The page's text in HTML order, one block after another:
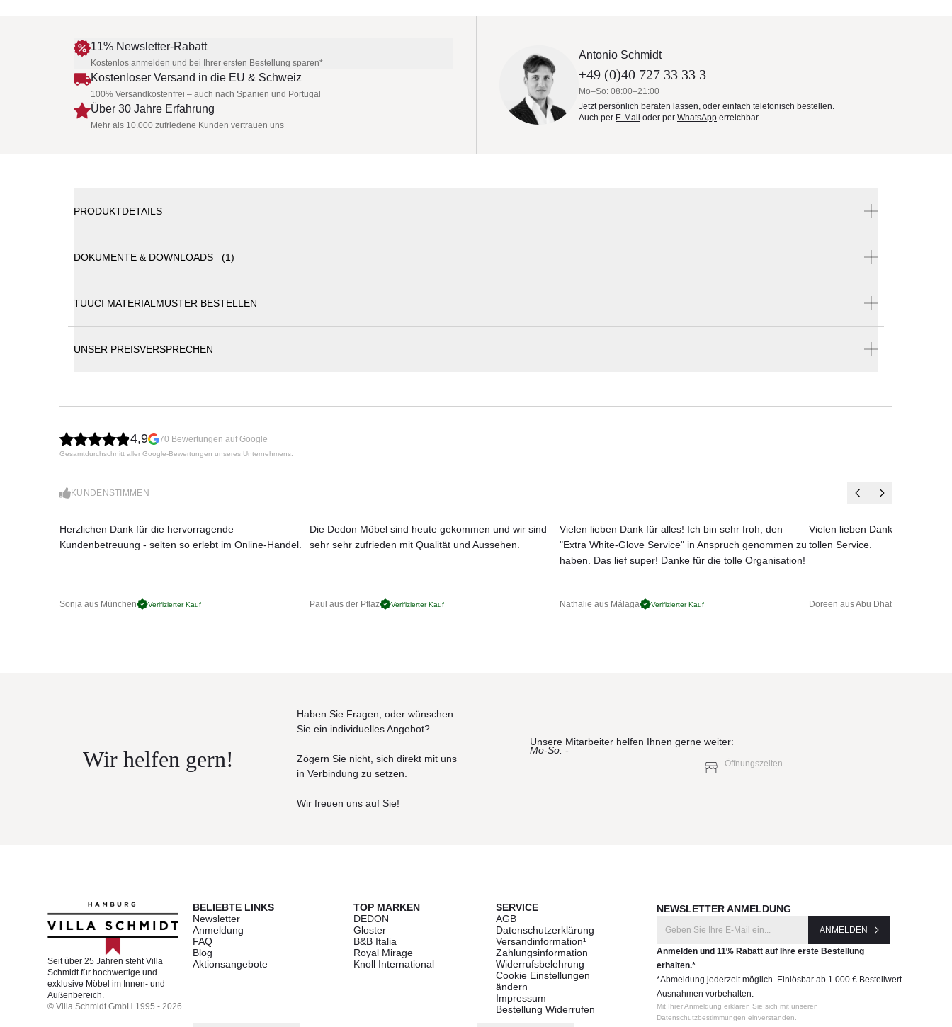
11% Newsletter-Rabatt
Kostenlos anmelden und bei Ihrer ersten Bestellung sparen*
Kostenloser Versand in die EU & Schweiz
100% Versandkostenfrei – auch nach Spanien und Portugal
Über 30 Jahre Erfahrung
Mehr als 10.000 zufriedene Kunden vertrauen uns
Antonio Schmidt
+49 (0)40 727 33 33 3
Mo–So: 08:00–21:00
Jetzt persönlich beraten lassen, oder einfach telefonisch bestellen.
Auch per E-Mail oder per WhatsApp erreichbar.
PRODUKTDETAILS
TUUCI Ocean Master MAX Northstar Nautical Teak | Versch. Größen
Charakteristisch sind die polierten Ridge-Details sowie der teleskopierende Aluma-CORE Mast, der das Öffnen und Schließen
Maritime Verstärkungen und Verbindungselemente aus 316 Edelstahl
Inklusiv: MARKET PROFIL INKL. EINFASSUNG (PASSENDER STANDARD, KONTRASTIERENDE
Verfügbare Größen:
Quadratisch 200 cm, 245 cm, 300 cm, Achteckig 275 cm, 340 cm, 400 cm, Rechteckig 245 cm
DOKUMENTE & DOWNLOADS (1)
TUUCI MATERIALMUSTER BESTELLEN
JETZT MUSTER BESTELLEN
UNSER PREISVERSPRECHEN
4,9 70 Bewertungen auf Google
Gesamtdurchschnitt aller Google-Bewertungen unseres Unternehmens.
KUNDENSTIMMEN
Herzlichen Dank für die hervorragende
Kundenbetreuung - selten so erlebt im Online-Handel.
Sonja aus München Verifizierter Kauf
Die Dedon Möbel sind heute gekommen und wir sind
sehr sehr zufrieden mit Qualität und Aussehen.
Paul aus der Pflaz Verifizierter Kauf
Vielen lieben Dank für alles! Ich bin sehr froh, den
"Extra White-Glove Service" in Anspruch genommen zu
haben. Das lief super! Danke für die tolle Organisation!
Nathalie aus Málaga Verifizierter Kauf
Vielen lieben Dank für das
tollen Service.
Doreen aus Abu Dhabi
Wir helfen gern!
Haben Sie Fragen, oder wünschen
Sie ein individuelles Angebot?
Zögern Sie nicht, sich direkt mit uns
in Verbindung zu setzen.
Wir freuen uns auf Sie!
Unsere Mitarbeiter helfen Ihnen gerne weiter:
Mo-So: -
Öffnungszeiten
Seit über 25 Jahren steht Villa
Schmidt für hochwertige und
exklusive Möbel im Innen- und
Außenbereich.
© Villa Schmidt GmbH 1995 - 2026
BELIEBTE LINKS
Newsletter
Anmeldung
FAQ
Blog
Aktionsangebote
TOP MARKEN
DEDON
Gloster
B&B Italia
Royal Mirage
Knoll International
SERVICE
AGB
Datenschutzerklärung
Versandinformation¹
Zahlungsinformation
Widerrufsbelehrung
Cookie Einstellungen
ändern
Impressum
Bestellung Widerrufen
NEWSLETTER ANMELDUNG
ANMELDEN
Anmelden und 11% Rabatt auf Ihre erste Bestellung
erhalten.*
*Abmeldung jederzeit möglich. Einlösbar ab 1.000 € Bestellwert.
Ausnahmen vorbehalten.
Mit Ihrer Anmeldung erklären Sie sich mit unseren
Datenschutzbestimmungen einverstanden.